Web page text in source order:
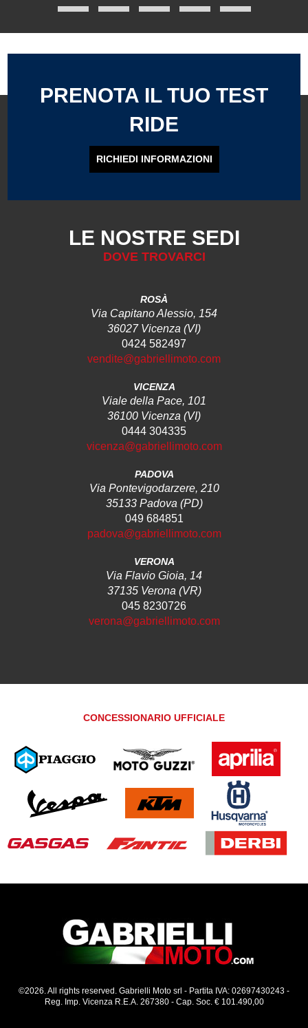
PRENOTA IL TUO TEST
RIDE
RICHIEDI INFORMAZIONI
LE NOSTRE SEDI
DOVE TROVARCI
ROSÀ
Via Capitano Alessio, 154
36027 Vicenza (VI)
0424 582497
vendite@gabriellimoto.com
VICENZA
Viale della Pace, 101
36100 Vicenza (VI)
0444 304335
vicenza@gabriellimoto.com
PADOVA
Via Pontevigodarzere, 210
35133 Padova (PD)
049 684851
padova@gabriellimoto.com
VERONA
Via Flavio Gioia, 14
37135 Verona (VR)
045 8230726
verona@gabriellimoto.com
CONCESSIONARIO UFFICIALE
©2026. All rights reserved. Gabrielli Moto srl - Partita IVA: 02697430243 -
Reg. Imp. Vicenza R.E.A. 267380 - Cap. Soc. € 101.490,00